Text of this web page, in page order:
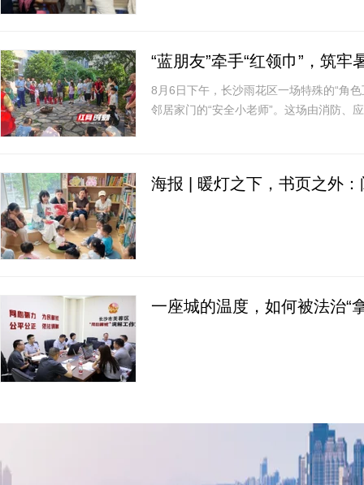
“蓝朋友”牵手“红领巾”，筑牢
8月6日下午，长沙雨花区一场特殊的“角
邻居家门的“安全小老师”。这场由消防、
海报 | 暖灯之下，书页之外
一座城的温度，如何被法治“